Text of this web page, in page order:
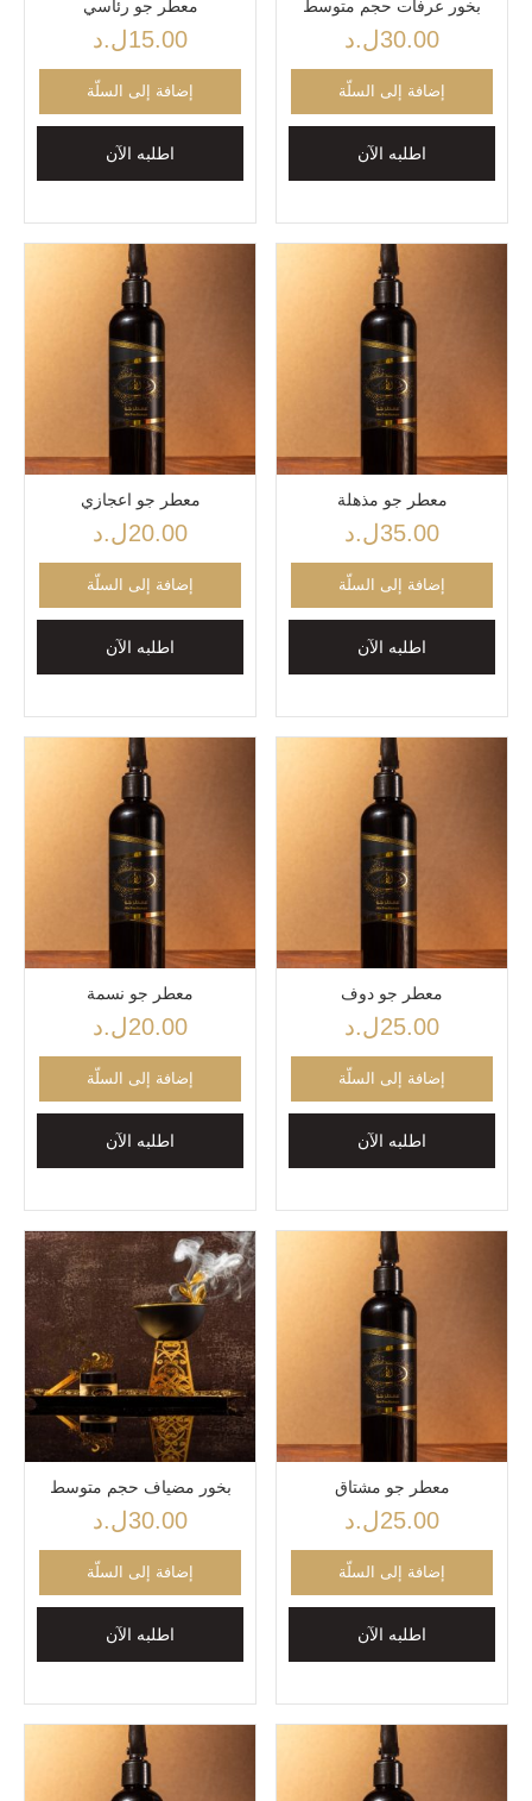
بخور عرفات حجم متوسط
30.00ل.د
إضافة إلى السلّة
اطلبه الآن
معطر جو رئاسي
15.00ل.د
إضافة إلى السلّة
اطلبه الآن
معطر جو مذهلة
35.00ل.د
إضافة إلى السلّة
اطلبه الآن
معطر جو اعجازي
20.00ل.د
إضافة إلى السلّة
اطلبه الآن
معطر جو دوف
25.00ل.د
إضافة إلى السلّة
اطلبه الآن
معطر جو نسمة
20.00ل.د
إضافة إلى السلّة
اطلبه الآن
معطر جو مشتاق
25.00ل.د
إضافة إلى السلّة
اطلبه الآن
بخور مضياف حجم متوسط
30.00ل.د
إضافة إلى السلّة
اطلبه الآن